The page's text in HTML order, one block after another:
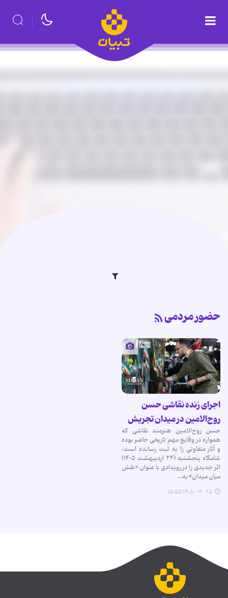
حضور مردمی
اجرای زنده نقاشی حسن
روح‌الامین در میدان تجریش
حسن روح‌الامین هنرمند نقاشی که
همواره در وقایع مهم تاریخی حاضر بوده
و آثار متفاوتی را به ثبت رسانده است،
شامگاه پنجشنبه (۲۴ اردیبهشت ۱۴۰۵)
اثر جدیدی را در رویدادی با عنوان «نقش
میانِ میدان» به…
۱۴۰۵-۰۲-۲۵ ۱۵:۵۵